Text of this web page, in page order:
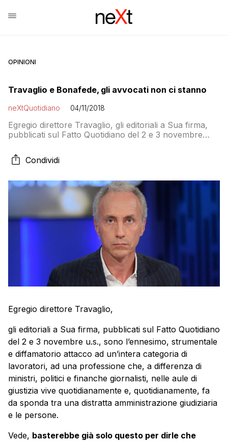
OPINIONI
Travaglio e Bonafede, gli avvocati non ci stanno
neXtQuotidiano 04/11/2018
Egregio direttore Travaglio, gli editoriali a Sua firma,
pubblicati sul Fatto Quotidiano del 2 e 3 novembre
attacco ad un’intera categoria di lavoratori, ad una
professione che, a differenza di ministri, politici e
quotidianamente e, quotidianamente, fa da sponda tra
una distratta […]
Condividi
Egregio direttore Travaglio,
gli editoriali a Sua firma, pubblicati sul Fatto Quotidiano
del 2 e 3 novembre u.s., sono l’ennesimo, strumentale
e diffamatorio attacco ad un’intera categoria di
lavoratori, ad una professione che, a differenza di
ministri, politici e finanche giornalisti, nelle aule di
giustizia vive quotidianamente e, quotidianamente, fa
da sponda tra una distratta amministrazione giudiziaria
e le persone.
Vede, basterebbe già solo questo per dirle che